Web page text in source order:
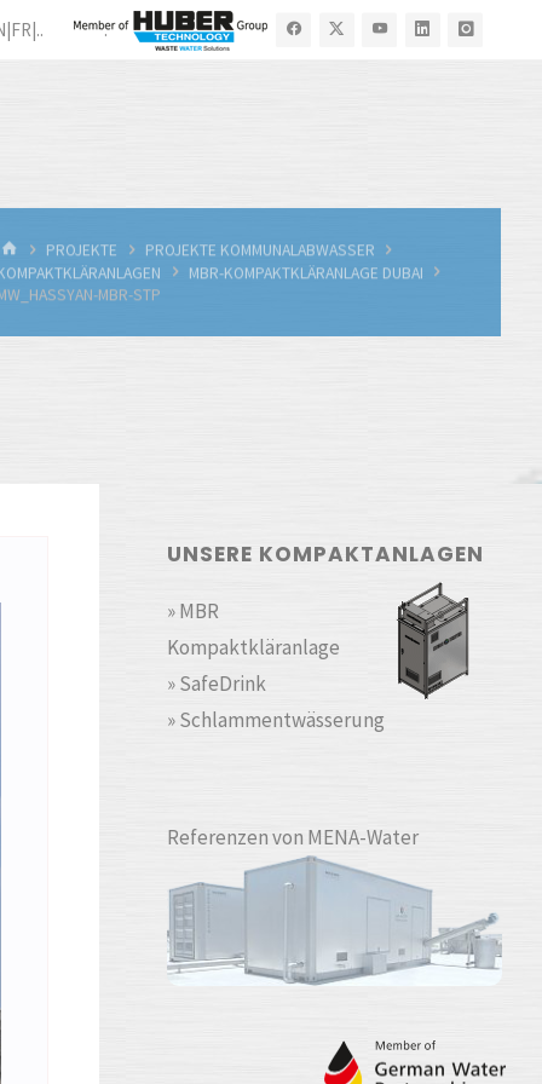
.
STARTPROJEKTE
PROJEKTE KOMMUNALABWASSER
MBR-KOMPAKTKLÄRANLAGE DUBAI
MBR-STP
UNSERE KOMPAKTANLAGEN
» MBR
Kompaktkläranlage
» SafeDrink
» Schlammentwässerung
Referenzen von MENA-Water